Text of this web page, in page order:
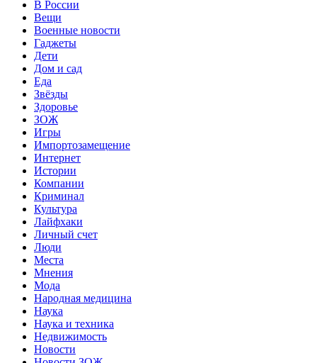
В России
Вещи
Военные новости
Гаджеты
Дети
Дом и сад
Еда
Звёзды
Здоровье
ЗОЖ
Игры
Импортозамещение
Интернет
Истории
Компании
Криминал
Культура
Лайфхаки
Личный счет
Люди
Места
Мнения
Мода
Народная медицина
Наука
Наука и техника
Недвижимость
Новости